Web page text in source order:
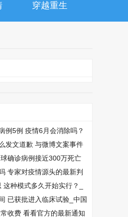
穿越重生
例5例 疫情6月会消除吗？
发文道歉 与微博文案事件
确诊病例接近300万死亡
效果不如加拿大！_全球
专家对疫情源头的最新判
吗种模式多久开始实行？_
已获批进入临床试验_中国
收费 看看官方的最新通知